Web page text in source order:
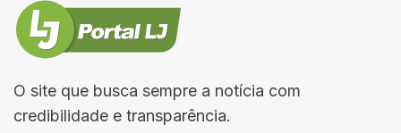
O site que busca sempre a notícia com
credibilidade e transparência.